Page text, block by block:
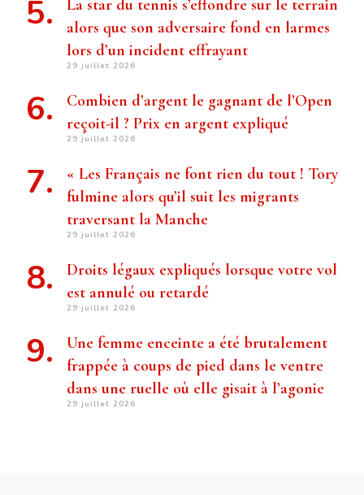
La star du tennis s’effondre sur le terrain
alors que son adversaire fond en larmes
lors d’un incident effrayant
29 juillet 2026
Combien d’argent le gagnant de l’Open
reçoit-il ? Prix ​​en argent expliqué
29 juillet 2026
« Les Français ne font rien du tout ! Tory
fulmine alors qu’il suit les migrants
traversant la Manche
29 juillet 2026
Droits légaux expliqués lorsque votre vol
est annulé ou retardé
29 juillet 2026
Une femme enceinte a été brutalement
frappée à coups de pied dans le ventre
dans une ruelle où elle gisait à l’agonie
29 juillet 2026